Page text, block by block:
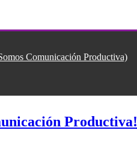
Comunicación Productiva)
Productiva!